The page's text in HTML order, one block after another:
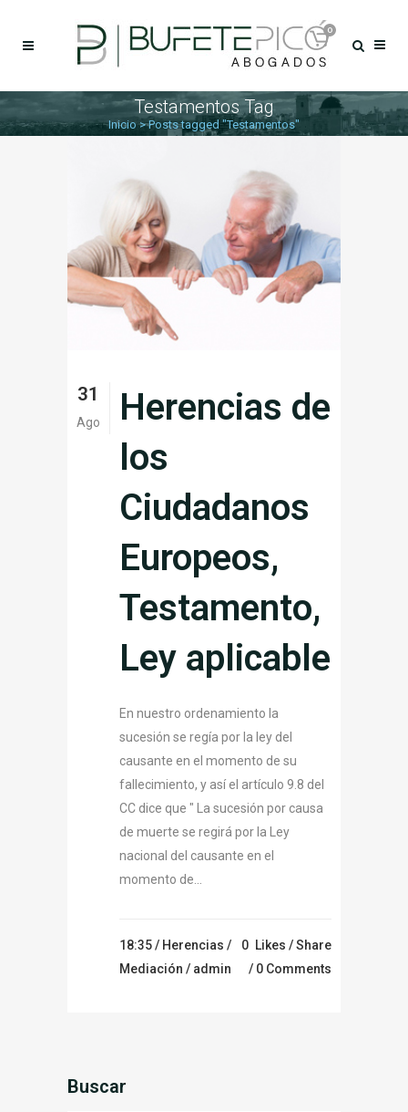
0
Testamentos Tag
Inicio>Posts tagged "Testamentos"
31
Ago
Herencias de
los
Ciudadanos
Europeos,
Testamento,
Ley aplicable
En nuestro ordenamiento la
sucesión se regía por la ley del
causante en el momento de su
fallecimiento, y así el artículo 9.8 del
CC dice que " La sucesión por causa
de muerte se regirá por la Ley
nacional del causante en el
momento de...
18:35 / Herencias /
Mediación / admin
0 Likes
Share
0 Comments
Buscar